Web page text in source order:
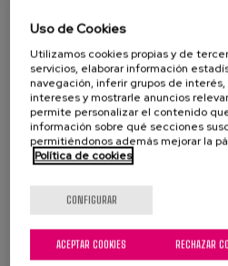
centrada en la persona. Esto
trabajan en estos ámbitos:
envejecimiento.
Información e inscripción
Profesionales
Otros profesionales
Leer mássobre Seminario
Uso de Cookies
Utilizamos cookies propias y de
servicios, elaborar información
navegación, inferir grupos de
intereses y mostrarle anuncios
permite personalizar el contenido
información sobre qué secciones
permitiéndonos además mejorar la
Política de cookies
CONFIGURAR
RECHAZAR
ACEPTAR COOKIES